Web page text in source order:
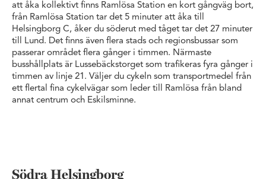
att åka kollektivt finns Ramlösa Station en kort gångväg bort,
från Ramlösa Station tar det 5 minuter att åka till
Helsingborg C, åker du söderut med tåget tar det 27 minuter
till Lund. Det finns även flera stads och regionsbussar som
passerar området flera gånger i timmen. Närmaste
busshållplats är Lussebäckstorget som trafikeras fyra gånger i
timmen av linje 21. Väljer du cykeln som transportmedel från
ett flertal fina cykelvägar som leder till Ramlösa från bland
annat centrum och Eskilsminne.
Södra Helsingborg